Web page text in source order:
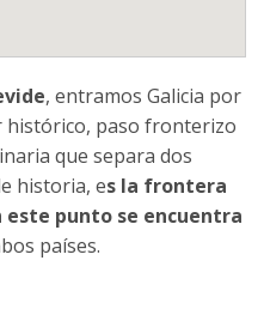
, entramos Galicia por
histórico, paso fronterizo
que separa dos
historia, es la frontera
este punto se encuentra
países.